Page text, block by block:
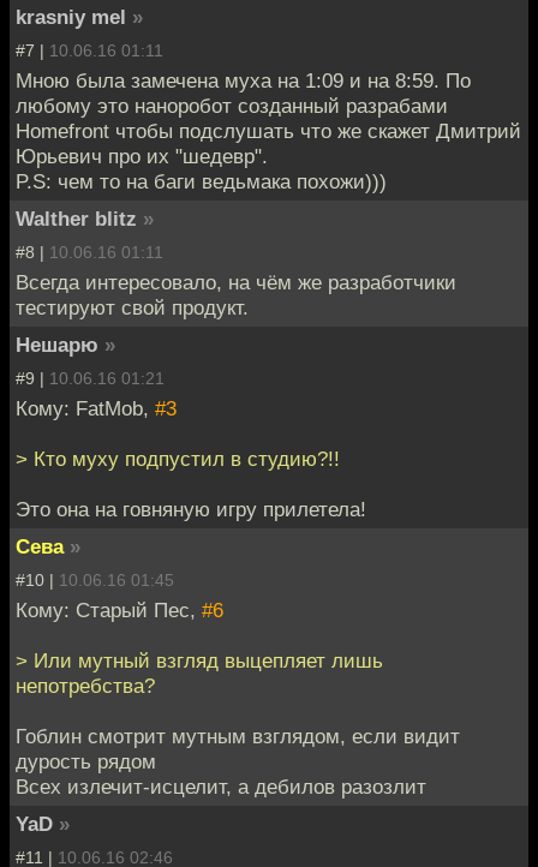
krasniy mel »
#7 | 10.06.16 01:11
Мною была замечена муха на 1:09 и на 8:59. По
любому это наноробот созданный разрабами
Homefront чтобы подслушать что же скажет Дмитрий
Юрьевич про их "шедевр".
P.S: чем то на баги ведьмака похожи)))
Walther blitz »
#8 | 10.06.16 01:11
Всегда интересовало, на чём же разработчики
тестируют свой продукт.
Нешарю »
#9 | 10.06.16 01:21
Кому: FatMob, #3
> Кто муху подпустил в студию?!!
Это она на говняную игру прилетела!
Сева »
#10 | 10.06.16 01:45
Кому: Старый Пес, #6
> Или мутный взгляд выцепляет лишь
непотребства?
Гоблин смотрит мутным взглядом, если видит
дурость рядом
Всех излечит-исцелит, а дебилов разозлит
YaD »
#11 | 10.06.16 02:46